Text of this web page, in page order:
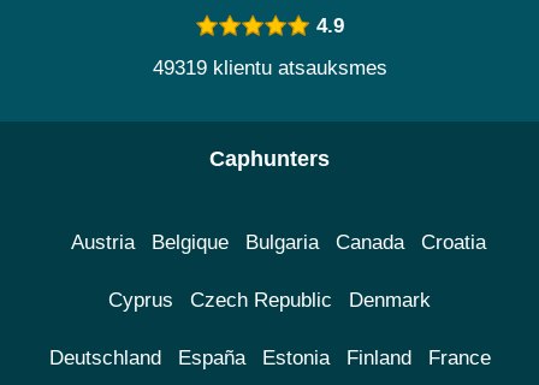
4.9
49319 klientu atsauksmes
Caphunters
Austria Belgique Bulgaria Canada Croatia
Cyprus Czech Republic Denmark
Deutschland España Estonia Finland France